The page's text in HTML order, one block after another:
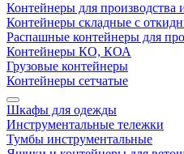
Контейнеры для производства
Контейнеры складные с
Распашные контейнеры для
Контейнеры КО, КОА
Грузовые контейнеры
Контейнеры сетчатые
Шкафы для одежды
Инструментальные тележки
Тумбы инструментальные